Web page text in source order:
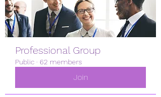
Professional Group
Public · 62 members
Join